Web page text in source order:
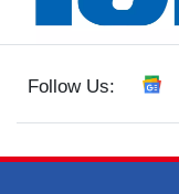
Follow Us: